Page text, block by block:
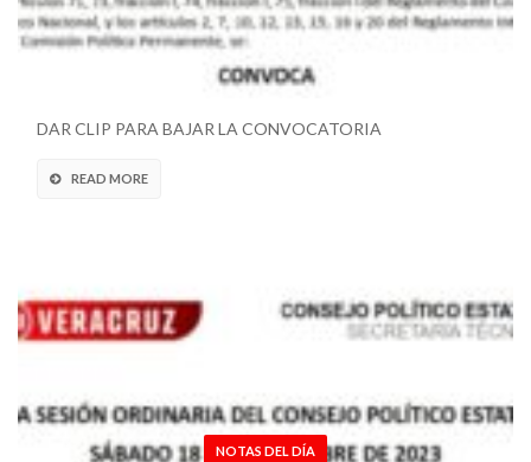
DAR CLIP PARA BAJAR LA CONVOCATORIA
READ MORE
NOTAS DEL DÍA